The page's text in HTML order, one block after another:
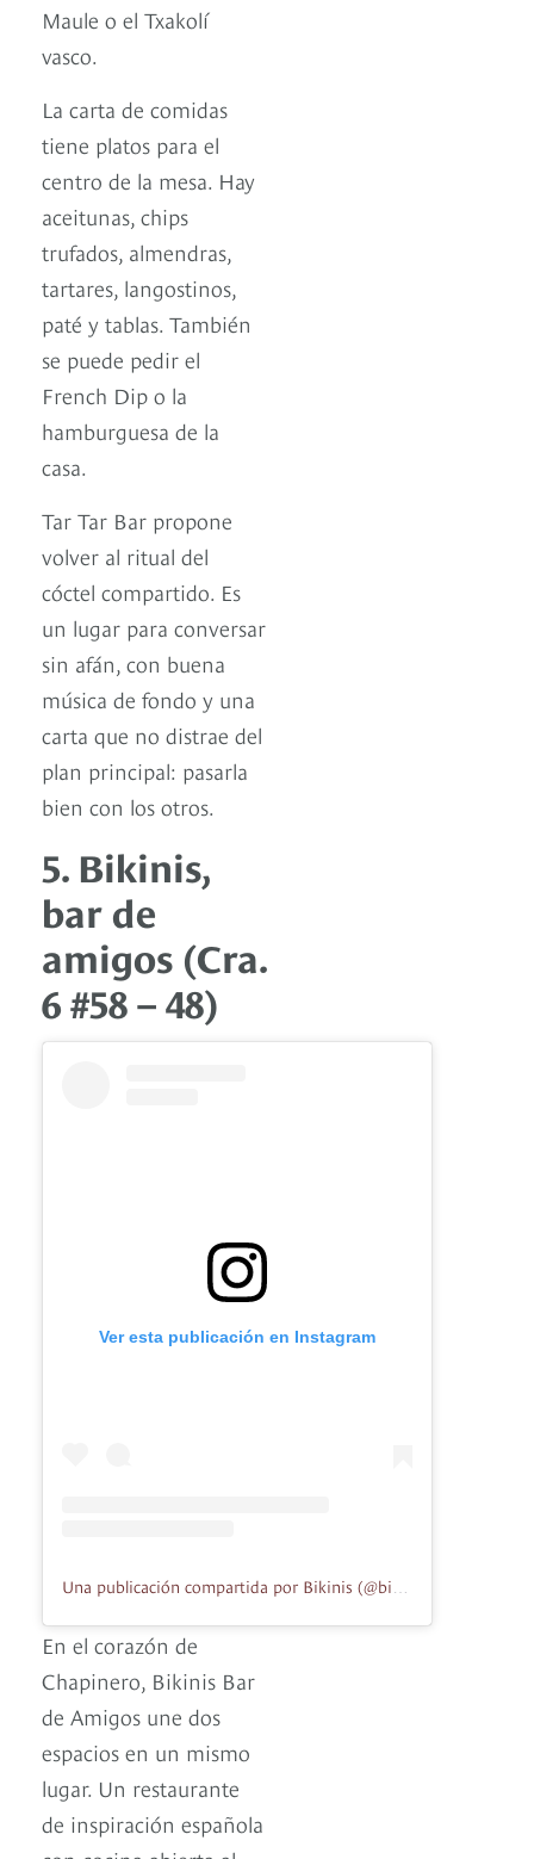
Maule o el Txakolí
vasco.
La carta de comidas
tiene platos para el
centro de la mesa. Hay
aceitunas, chips
trufados, almendras,
tartares, langostinos,
paté y tablas. También
se puede pedir el
French Dip o la
hamburguesa de la
casa.
Tar Tar Bar propone
volver al ritual del
cóctel compartido. Es
un lugar para conversar
sin afán, con buena
música de fondo y una
carta que no distrae del
plan principal: pasarla
bien con los otros.
5. Bikinis,
bar de
amigos (Cra.
6 #58 – 48)
Ver esta publicación en Instagram
En el corazón de
Chapinero, Bikinis Bar
de Amigos une dos
espacios en un mismo
lugar. Un restaurante
de inspiración española